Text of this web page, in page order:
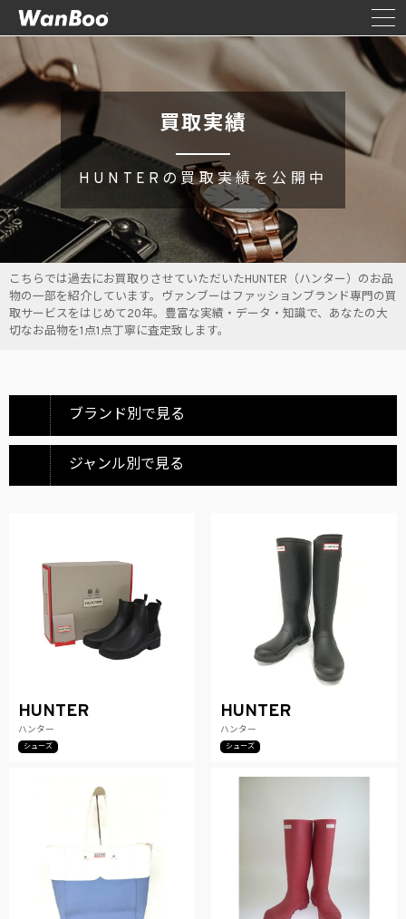
買取実績
HUNTERの買取実績を公開中
こちらでは過去にお買取りさせていただいたHUNTER（ハンター）のお品
物の一部を紹介しています。ヴァンブーはファッションブランド専門の買
取サービスをはじめて20年。豊富な実績・データ・知識で、あなたの大
切なお品物を1点1点丁寧に査定致します。
ブランド別で見る
ジャンル別で見る
HUNTER
ハンター
シューズ
HUNTER
ハンター
シューズ